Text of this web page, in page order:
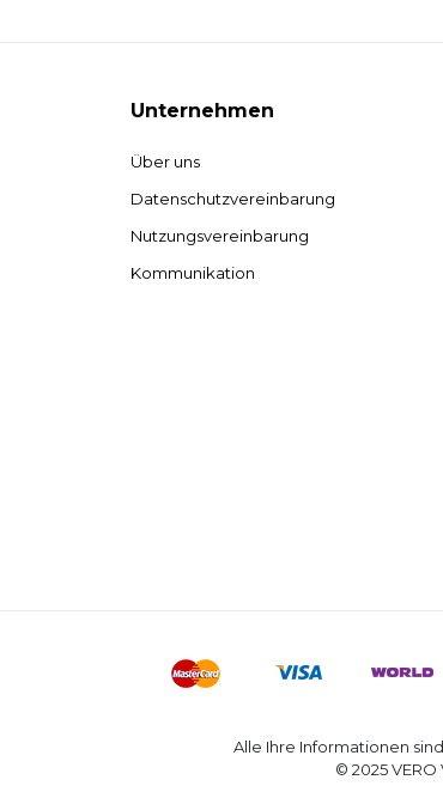
Unternehmen
Über uns
Datenschutzvereinbarung
Nutzungsvereinbarung
Kommunikation
Alle Ihre Informationen
© 2025